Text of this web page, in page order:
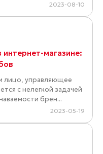
2023-08-10
магазине:
лицо, управляющее
с нелегкой задачей
брен...
2023-05-19